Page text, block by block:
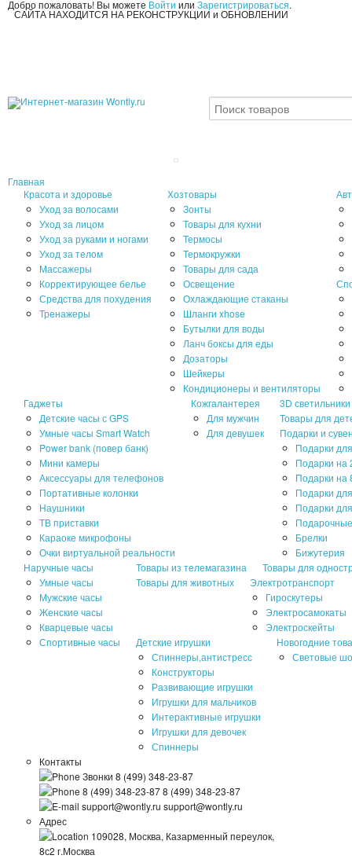
Добро пожаловать! Вы можете Войти или Зарегистрироваться.
САЙТА НАХОДИТСЯ НА РЕКОНСТРУКЦИИ и ОБНОВЛЕНИИ
Главная
Красота и здоровье
Уход за волосами
Уход за лицом
Уход за руками и ногами
Уход за телом
Массажеры
Корректирующее белье
Средства для похудения
Тренажеры
Хозтовары
Зонты
Товары для кухни
Термосы
Термокружки
Товары для сада
Освещение
Охлаждающие стаканы
Шланги xhose
Бутылки для воды
Ланч боксы для еды
Дозаторы
Шейкеры
Кондиционеры и вентиляторы
Гаджеты
Детские часы с GPS
Умные часы Smart Watch
Power bank (повер банк)
Мини камеры
Аксессуары для телефонов
Портативные колонки
Наушники
ТВ приставки
Караоке микрофоны
Очки виртуальной реальности
Кожгалантерея
Для мужчин
Для девушек
3D светильники
Товары для
Подарки и
Подарки
Подарки на
Подарки на
Подарки
Подарки
Брелки
Бижутерия
Наручные часы
Умные часы
Мужские часы
Женские часы
Кварцевые часы
Спортивные часы
Товары из телемагазина
Товары для
Товары для животных
Электротранспорт
Гироскутеры
Электросамокаты
Электроскейты
Детские игрушки
Спиннеры,антистресс
Конструкторы
Развивающие игрушки
Игрушки для мальчиков
Интерактивные игрушки
Игрушки для девочек
Спиннеры
Новогодние
Световые
Контакты
Звонки 8 (499) 348-23-87
8 (499) 348-23-878 (499) 348-23-87
support@wontly.ru support@wontly.ru
Адрес
109028, Москва, Казарменный переулок,
8с2 г.Москва